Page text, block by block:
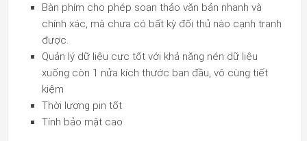
Bàn phím cho phép soạn thảo văn bản nhanh và
chính xác, mà chưa có bất kỳ đối thủ nào cạnh tranh
được.
Quản lý dữ liệu cực tốt với khả năng nén dữ liệu
xuống còn 1 nửa kích thước ban đầu, vô cùng tiết
kiệm
Thời lượng pin tốt
Tính bảo mật cao